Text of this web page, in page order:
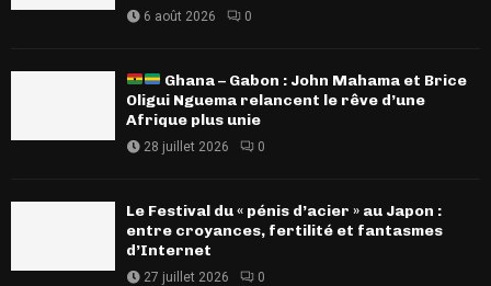
6 août 2026 0
Ghana – Gabon : John Mahama et Brice
Oligui Nguema relancent le rêve d’une
Afrique plus unie
28 juillet 2026 0
Le Festival du « pénis d’acier » au Japon :
entre croyances, fertilité et fantasmes
d’Internet
27 juillet 2026 0